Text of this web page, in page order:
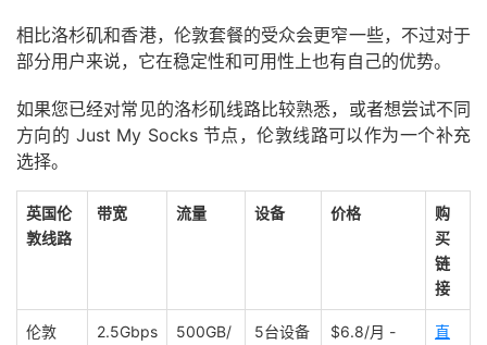
相比洛杉矶和香港，伦敦套餐的受众会更窄一些，不过对于
部分用户来说，它在稳定性和可用性上也有自己的优势。
如果您已经对常见的洛杉矶线路比较熟悉，或者想尝试不同
方向的 Just My Socks 节点，伦敦线路可以作为一个补充
选择。
英国伦
敦线路
带宽 流量 设备 价格
购
买
链
接
伦敦
2.5Gbps
500GB/
5台设备
$6.8/月 -
直